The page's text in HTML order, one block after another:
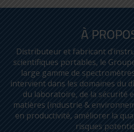
À
Distributeur et fabricant
scientifiques portables, le
large gamme de
intervient dans les domaines du
du laboratoire, de la sécurité
matières (industrie &
en productivité, améliorer la
risques